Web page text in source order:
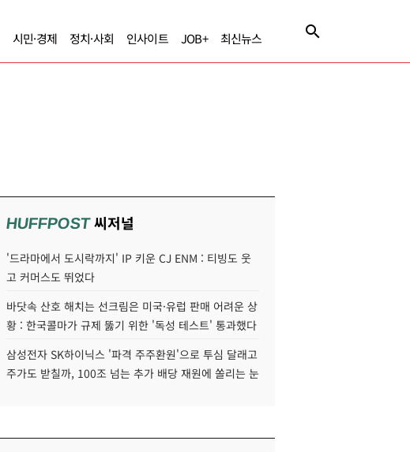
시민·경제 정치·사회 인사이트 JOB+ 최신뉴스
HUFFPOST씨저널
'드라마에서 도시락까지' IP 키운 CJ ENM : 티빙도 웃
고 커머스도 뛰었다
바닷속 산호 해치는 선크림은 미국·유럽 판매 어려운 상
황 : 한국콜마가 규제 뚫기 위한 '독성 테스트' 통과했다
삼성전자 SK하이닉스 '파격 주주환원'으로 투심 달래고
주가도 받칠까, 100조 넘는 추가 배당 재원에 쏠리는 눈